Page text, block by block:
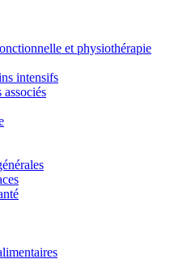
et physiothérapie
intensifs